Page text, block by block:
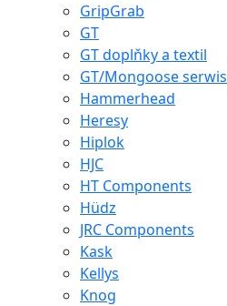
GripGrab
GT
GT doplňky a textil
GT/Mongoose serwis
Hammerhead
Heresy
Hiplok
HJC
HT Components
Hüdz
JRC Components
Kask
Kellys
Knog